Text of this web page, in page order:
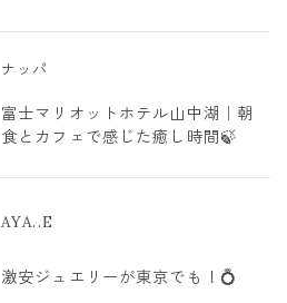
ナッパ
富士マリオットホテル山中湖｜朝
食とカフェで感じた癒し時間🍃
AYA..E
激安ジュエリーが東京でも！💍